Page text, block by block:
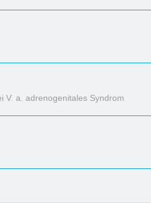
V. a. adrenogenitales Syndrom